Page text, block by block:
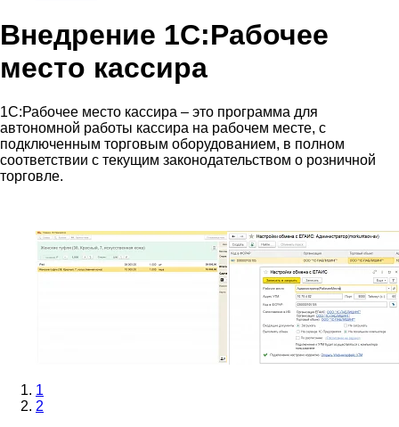
Внедрение 1С:Рабочее
место кассира
1С:Рабочее место кассира – это программа для
автономной работы кассира на рабочем месте, с
подключенным торговым оборудованием, в полном
соответствии с текущим законодательством о розничной
торговле.
1
2